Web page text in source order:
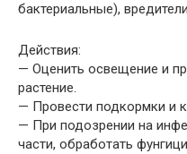
бактериальные),
Действия:
— Оценить освещение и
растение.
— Провести подкормки и
— При подозрении на
части, обработать